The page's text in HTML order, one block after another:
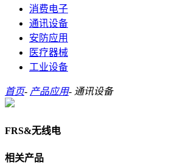
消费电子
通讯设备
安防应用
医疗器械
工业设备
首页- 产品应用- 通讯设备
FRS&无线电
相关产品